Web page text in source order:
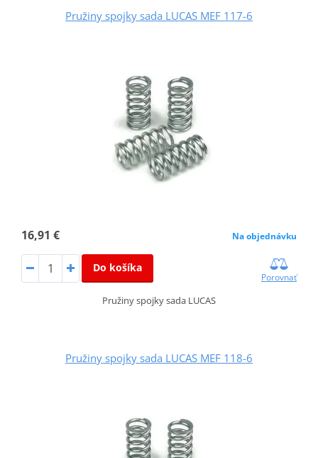
Pružiny spojky sada LUCAS MEF 117-6
16,91 € Na objednávku
Do košíka
Porovnať
Pružiny spojky sada LUCAS
Pružiny spojky sada LUCAS MEF 118-6